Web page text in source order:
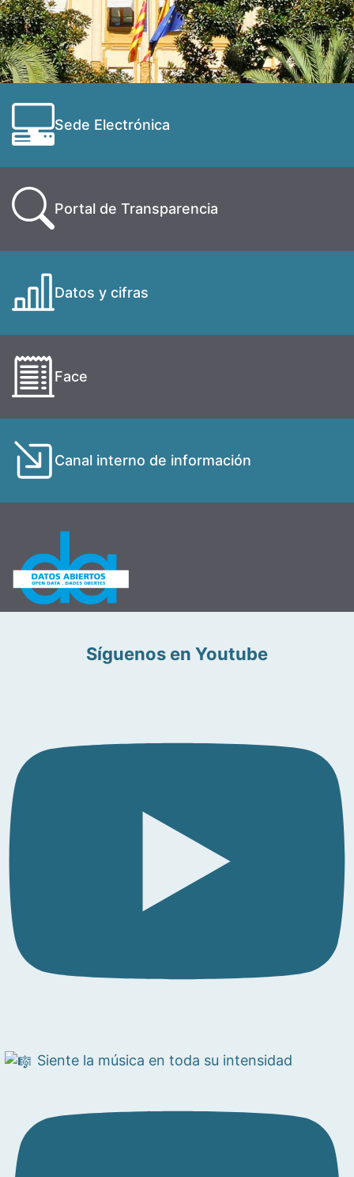
Sede Electrónica
Portal de Transparencia
Datos y cifras
Face
Canal interno de información
Síguenos en Youtube
Siente la música en toda su intensidad